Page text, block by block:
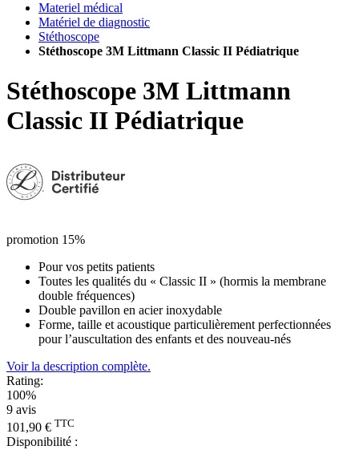
Materiel médical
Matériel de diagnostic
Stéthoscope
Stéthoscope 3M Littmann Classic II Pédiatrique
Stéthoscope 3M Littmann
Classic II Pédiatrique
promotion 15%
Pour vos petits patients
Toutes les qualités du « Classic II » (hormis la membrane
double fréquences)
Double pavillon en acier inoxydable
Forme, taille et acoustique particulièrement perfectionnées
pour l’auscultation des enfants et des nouveau-nés
Voir la description complète.
Rating:
100%
9 avis
101,90 € TTC
Disponibilité :